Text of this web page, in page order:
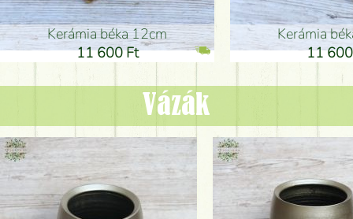
Kerámia béka 12cm
11 600 Ft
Kerámia
11
Vázák